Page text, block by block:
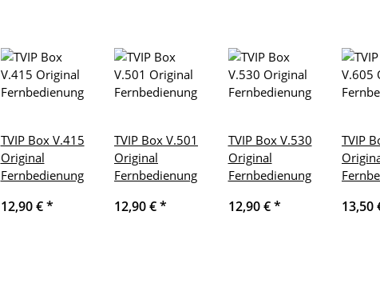
TVIP Box V.415
Original
Fernbedienung
12,90 €*
TVIP Box V.501
Original
Fernbedienung
12,90 €*
TVIP Box V.530
Original
Fernbedienung
12,90 €*
TVIP
13,50